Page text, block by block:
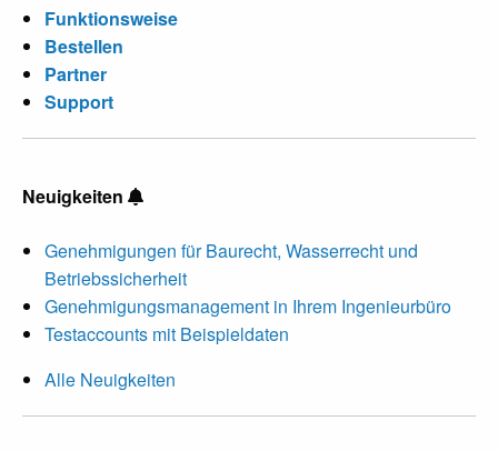
Funktionsweise
Bestellen
Partner
Support
Neuigkeiten
Genehmigungen für Baurecht, Wasserrecht und
Betriebssicherheit
Genehmigungsmanagement in Ihrem Ingenieurbüro
Testaccounts mit Beispieldaten
Alle Neuigkeiten